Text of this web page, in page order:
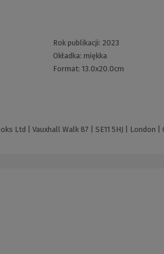
Rok publikacji: 2023
Okładka: miękka
Format:13.0x20.0cm
Ltd | Vauxhall Walk 87 | SE11 5HJ | London |